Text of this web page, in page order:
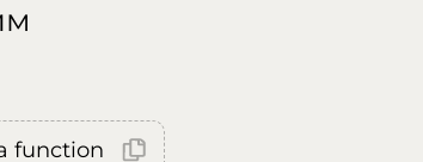
function